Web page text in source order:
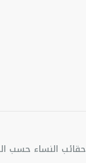
حقائب النساء حسب